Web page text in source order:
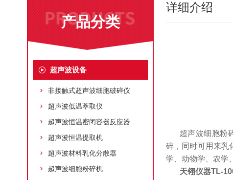
产品分类
超声波设备
非接触式超声波细胞破碎仪
超声波低温萃取仪
超声波恒温密闭容器反应器
超声波恒温提取机
超声波材料乳化分散器
超声波细胞粉碎机
详细介绍
超声波细胞粉
碎，同时可用来乳
学、动物学、农学
天翎仪器TL-